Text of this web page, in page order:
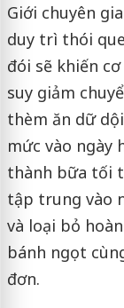
Giới chuyên
duy trì thói
đói sẽ khiến
suy giảm
thèm ăn dữ
mức vào ngày
thành bữa tối
tập trung vào
và loại bỏ
bánh ngọt
đơn.